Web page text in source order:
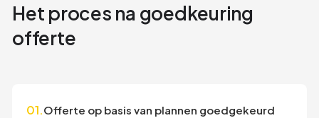
Het proces na goedkeuring
offerte
01.Offerte op basis van plannen goedgekeurd